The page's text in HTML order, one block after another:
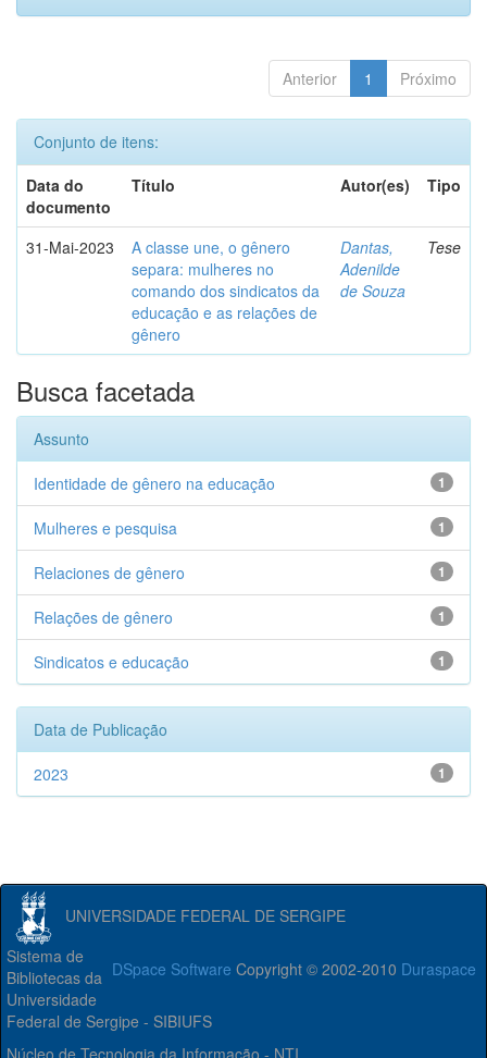
Anterior 1 Próximo
Conjunto de itens:
Data do
documento
Título Autor(es) Tipo
31-Mai-2023
A classe une, o gênero
separa: mulheres no
comando dos sindicatos da
educação e as relações de
gênero
Dantas,
Adenilde
de Souza
Tese
Busca facetada
Assunto
1
Identidade de gênero na educação
1
Mulheres e pesquisa
1
Relaciones de gênero
1
Relações de gênero
1
Sindicatos e educação
Data de Publicação
1
2023
UNIVERSIDADE FEDERAL DE SERGIPE
DSpace Software Copyright © 2002-2010 Duraspace
Sistema de
Bibliotecas da
Universidade
Federal de Sergipe - SIBIUFS
Núcleo de Tecnologia da Informação - NTI